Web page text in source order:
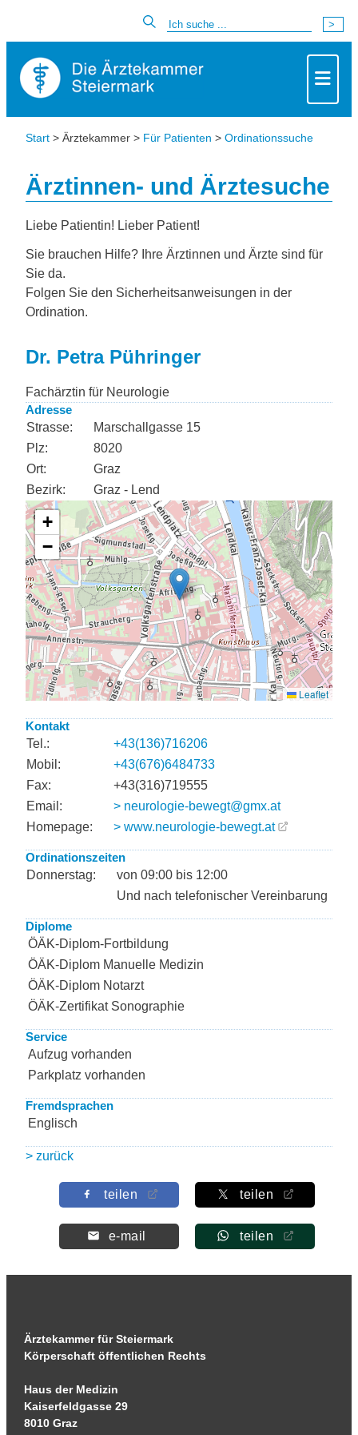
Start > Ärztekammer > Für Patienten > Ordinationssuche
Ärztinnen- und Ärztesuche
Liebe Patientin! Lieber Patient!
Sie brauchen Hilfe? Ihre Ärztinnen und Ärzte sind für
Sie da.
Folgen Sie den Sicherheitsanweisungen in der
Ordination.
Dr. Petra Pühringer
Fachärztin für Neurologie
Adresse
Strasse:
Marschallgasse 15
Plz:
8020
Ort:
Graz
Bezirk:
Graz - Lend
Kontakt
Tel.:
+43(136)716206
Mobil:
+43(676)6484733
Fax:
+43(316)719555
Email:
> neurologie-bewegt@gmx.at
Homepage:
> www.neurologie-bewegt.at
Ordinationszeiten
Donnerstag:
von 09:00 bis 12:00
Und nach telefonischer Vereinbarung
Diplome
ÖÄK-Diplom-Fortbildung
ÖÄK-Diplom Manuelle Medizin
ÖÄK-Diplom Notarzt
ÖÄK-Zertifikat Sonographie
Service
Aufzug vorhanden
Parkplatz vorhanden
Fremdsprachen
Englisch
> zurück
teilen teilen
e-mail teilen
Ärztekammer für Steiermark
Körperschaft öffentlichen Rechts
Haus der Medizin
Kaiserfeldgasse 29
8010 Graz